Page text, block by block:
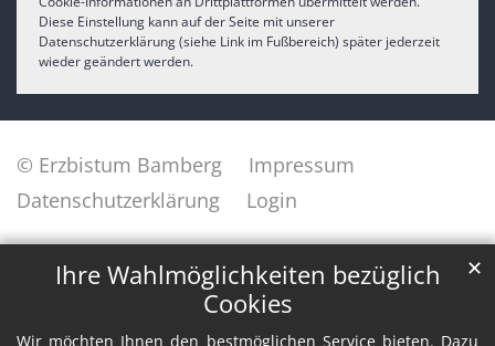
Ihre Wahlmöglichkeiten bezüglich
Cookies
Wir möchten Ihnen den bestmöglichen Service bieten. Dazu
✕
Diese Einstellung kann auf der Seite mit unserer
Datenschutzerklärung (siehe Link im Fußbereich) später jederzeit
wieder geändert werden.
© Erzbistum Bamberg
Impressum
Datenschutzerklärung
Login